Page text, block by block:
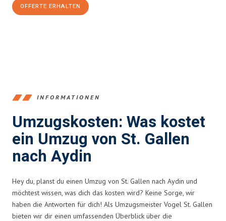
OFFERTE ERHALTEN
INFORMATIONEN
Umzugskosten: Was kostet
ein Umzug von St. Gallen
nach Aydin
Hey du, planst du einen Umzug von St. Gallen nach Aydin und
möchtest wissen, was dich das kosten wird? Keine Sorge, wir
haben die Antworten für dich! Als Umzugsmeister Vogel St. Gallen
bieten wir dir einen umfassenden Überblick über die